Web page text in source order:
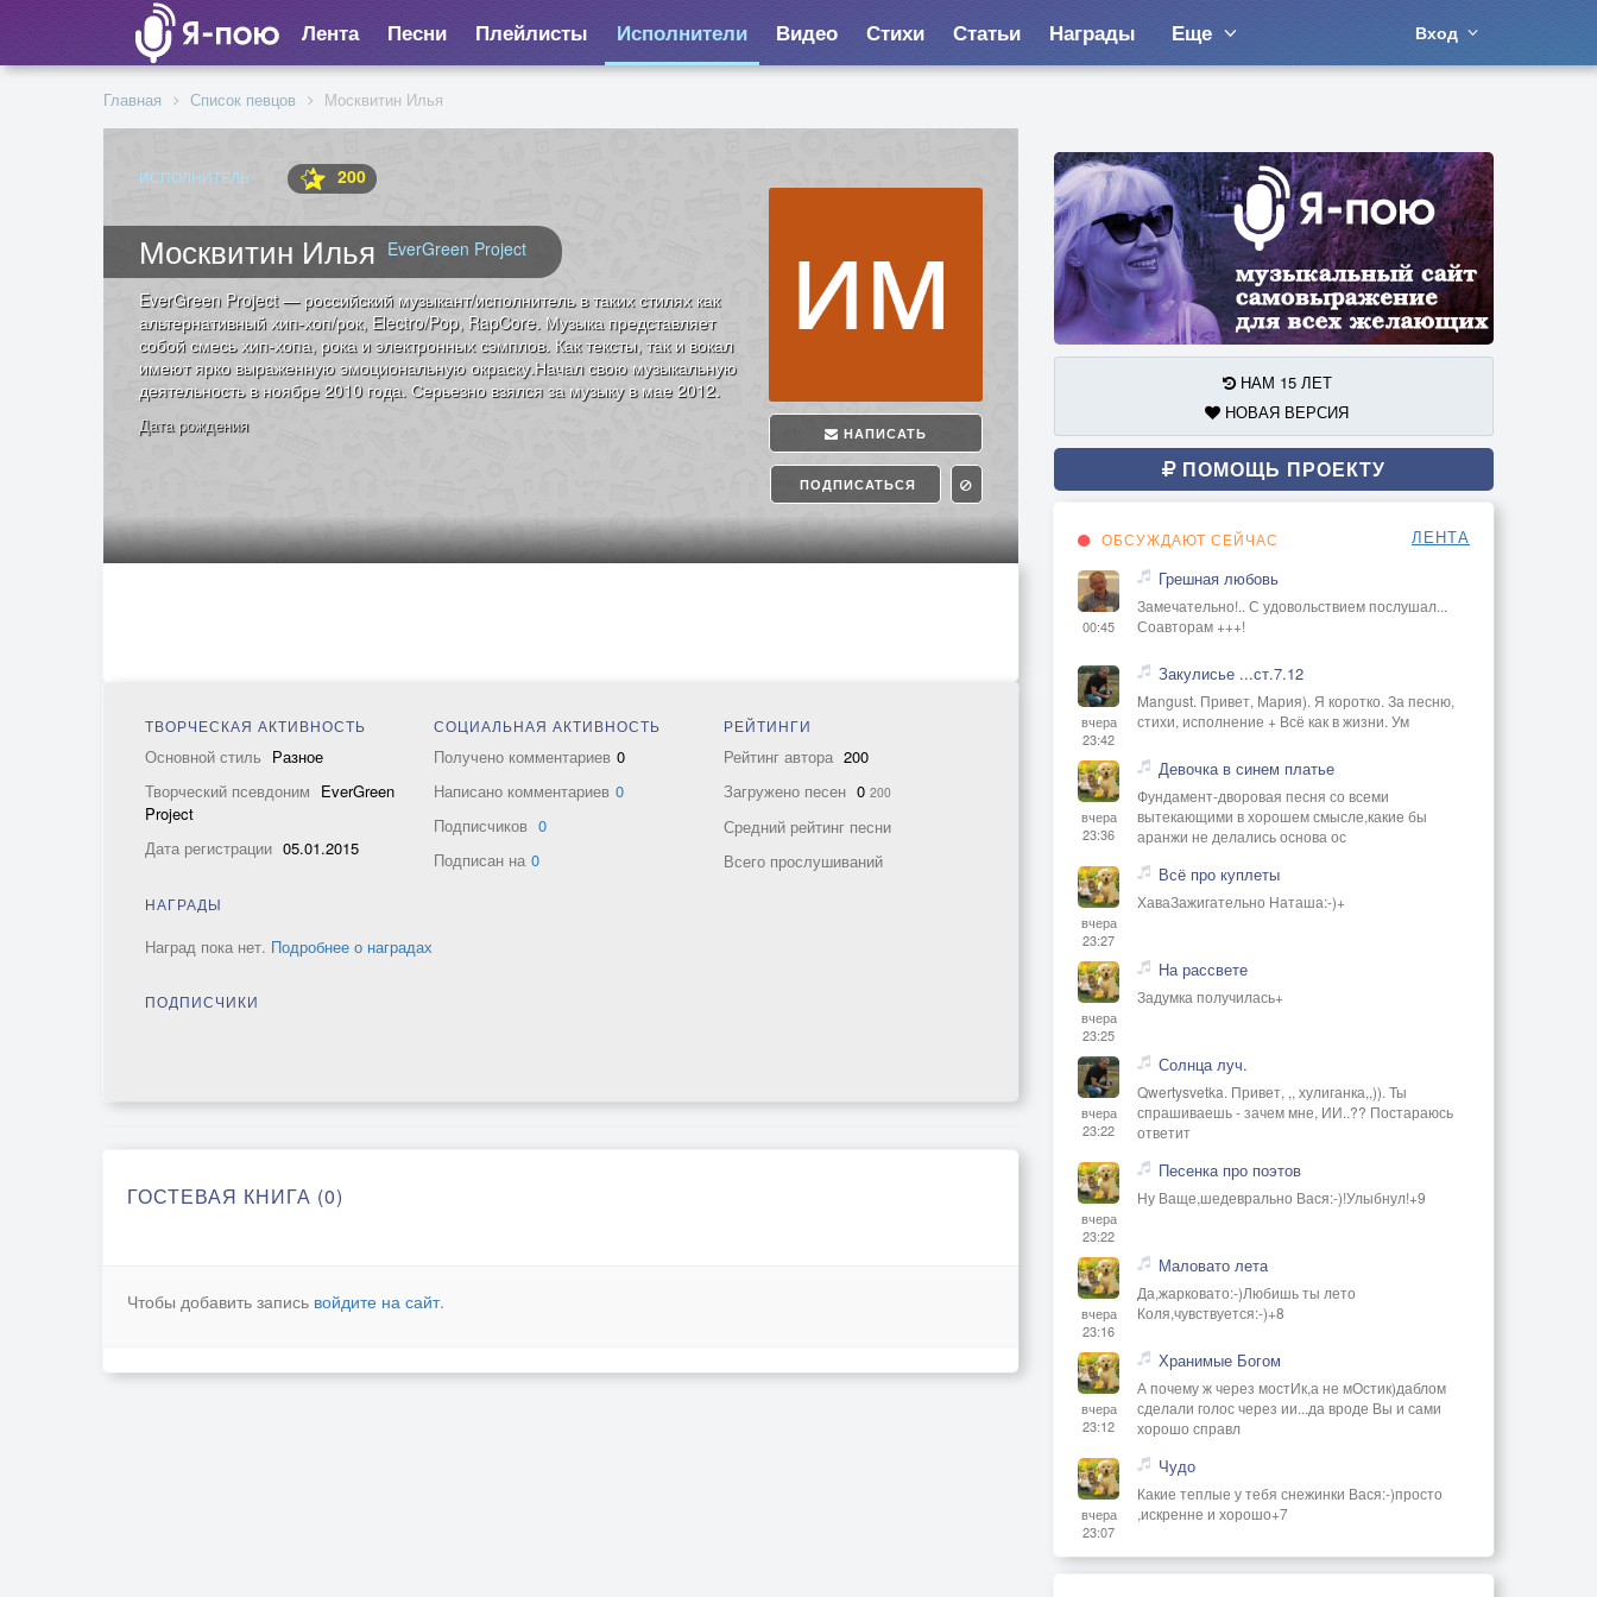
Лента Песни Плейлисты Исполнители Видео Стихи Статьи Награды Еще Вход
Главная Список певцов Москвитин Илья
ИСПОЛНИТЕЛЬ 200
Москвитин Илья EverGreen Project
НАПИСАТЬ
ПОДПИСАТЬСЯ
EverGreen Project — российский музыкант/исполнитель в таких стилях как
альтернативный хип-хоп/рок, Electro/Pop, RapCore. Музыка представляет
собой смесь хип-хопа, рока и электронных сэмплов. Как тексты, так и вокал
имеют ярко выраженную эмоциональную окраску.Начал свою музыкальную
деятельность в ноябре 2010 года. Серьезно взялся за музыку в мае 2012.
Дата рождения
ТВОРЧЕСКАЯ АКТИВНОСТЬ
Основной стиль Разное
Творческий псевдоним EverGreen
Project
Дата регистрации 05.01.2015
СОЦИАЛЬНАЯ АКТИВНОСТЬ
Получено комментариев 0
Написано комментариев 0
Подписчиков 0
Подписан на 0
РЕЙТИНГИ
Рейтинг автора 200
Загружено песен 0 200
Средний рейтинг песни
Всего прослушиваний
НАГРАДЫ
Наград пока нет. Подробнее о наградах
ПОДПИСЧИКИ
ГОСТЕВАЯ КНИГА (0)
Чтобы добавить запись войдите на сайт.
НАМ 15 ЛЕТ
НОВАЯ ВЕРСИЯ
ПОМОЩЬ ПРОЕКТУ
ОБСУЖДАЮТ СЕЙЧАС ЛЕНТА
00:45
Грешная любовь
Замечательно!.. С удовольствием послушал...
Соавторам +++!
вчера
23:42
Закулисье ...ст.7.12
Mangust. Привет, Мария). Я коротко. За песню,
стихи, исполнение + Всё как в жизни. Ум
вчера
23:36
Девочка в синем платье
Фундамент-дворовая песня со всеми
вытекающими в хорошем смысле,какие бы
аранжи не делались основа ос
вчера
23:27
Всё про куплеты
ХаваЗажигательно Наташа:-)+
вчера
23:25
На рассвете
Задумка получилась+
вчера
23:22
Солнца луч.
Qwertysvetka. Привет, ,, хулиганка,,)). Ты
спрашиваешь - зачем мне, ИИ..?? Постараюсь
ответит
вчера
23:22
Песенка про поэтов
Ну Ваще,шедеврально Вася:-)!Улыбнул!+9
вчера
23:16
Маловато лета
Да,жарковато:-)Любишь ты лето
Коля,чувствуется:-)+8
вчера
23:12
Хранимые Богом
А почему ж через мостИк,а не мОстик)даблом
сделали голос через ии...да вроде Вы и сами
хорошо справл
вчера
23:07
Чудо
Какие теплые у тебя снежинки Вася:-)просто
,искренне и хорошо+7